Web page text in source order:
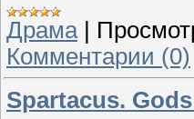
Драма|
Комментарии (0)
Spartacus.